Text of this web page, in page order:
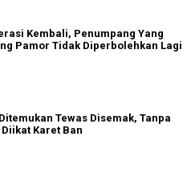
Kembali, Penumpang Yang
Pamor Tidak Diperbolehkan Lagi
Tewas Disemak, Tanpa
Karet Ban